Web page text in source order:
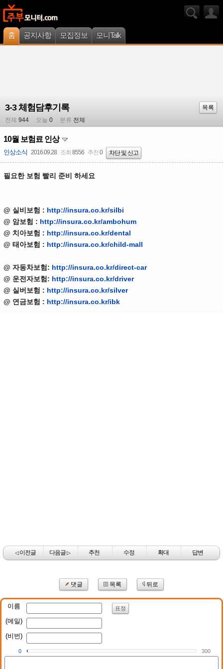
홈 공지사항 모집정보 모니Talk
3-3 체험담후기록
목록
전체 944 오늘 0 분류 전체
10월 보험료 인상
인상소식 2016.09.28 조회 8556 추천 0 차단 및 신고
필요한 보험 빨리 준비 하세요
@ 실비보험 : http://insura.co.kr/silbi
@ 암보험 : http://insura.co.kr/ambohum
@ 치아보험 : http://insura.co.kr/dental
@ 태아보험 : http://insura.co.kr/child-mall
@ 자동차보험: http://insura.co.kr/direct-car
@ 운전자보험: http://insura.co.kr/driver
@ 실버보험 : http://insura.co.kr/silver
@ 연금보험 : http://insura.co.kr/ibk
◁이전글 다음글▷ 추천 수정 확대 답변
댓글 목록 뒤로
이름 표정
(메일)
(비번)
0 300